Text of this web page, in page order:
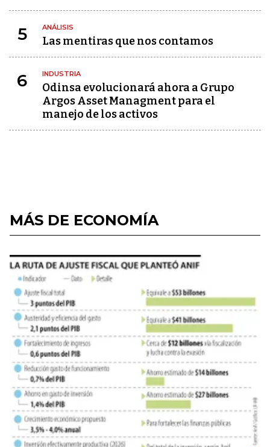
5 ANÁLISIS
Las mentiras que nos contamos
6 INDUSTRIA
Odinsa evolucionará ahora a Grupo
Argos Asset Managment para el
manejo de los activos
MÁS DE ECONOMÍA